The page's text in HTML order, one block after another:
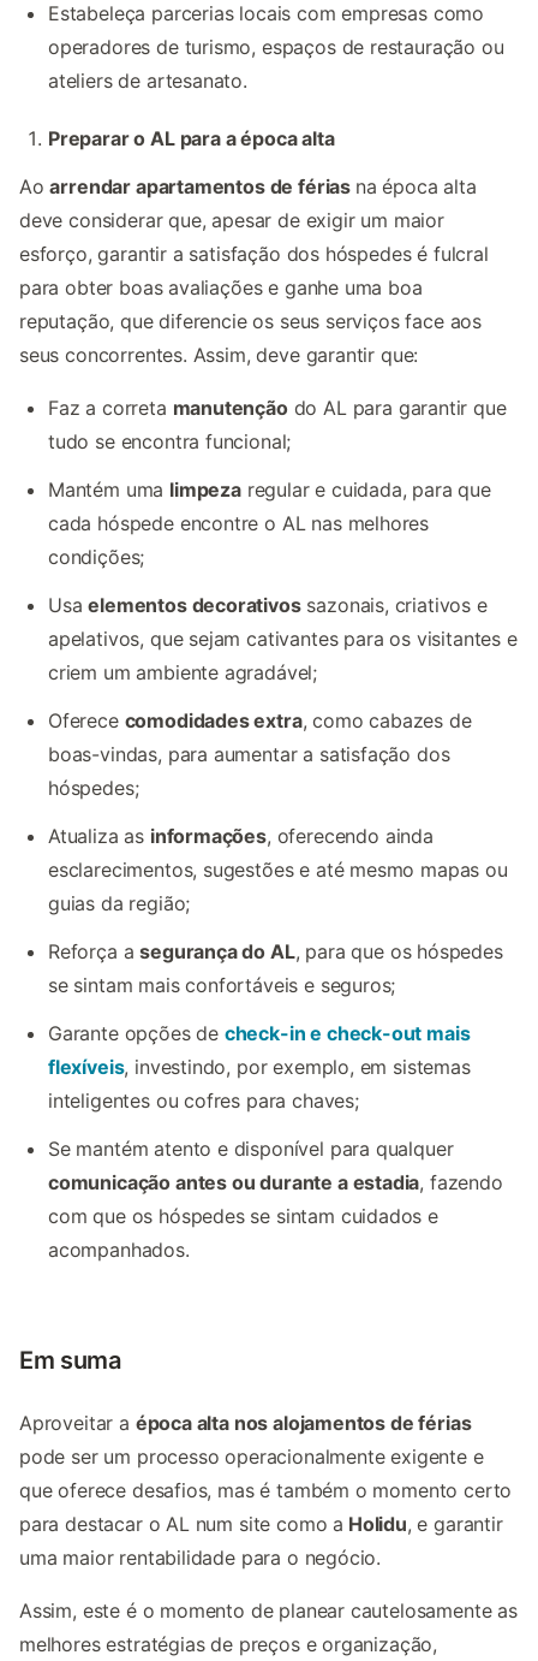
Estabeleça parcerias locais com empresas como
operadores de turismo, espaços de restauração ou
ateliers de artesanato.
Preparar o AL para a época alta
Aoarrendar apartamentos de férias na época alta
deve considerar que, apesar de exigir um maior
esforço, garantir a satisfação dos hóspedes é fulcral
para obter boas avaliações e ganhe uma boa
reputação, que diferencie os seus serviços face aos
seus concorrentes. Assim, deve garantir que:
Faz a correta manutençãodo AL para garantir que
tudo se encontra funcional;
Mantém uma limpezaregular e cuidada, para que
cada hóspede encontre o AL nas melhores
condições;
Usaelementos decorativossazonais, criativos e
apelativos, que sejam cativantes para os visitantes e
criem um ambiente agradável;
Oferece comodidades extra, como cabazes de
boas-vindas, para aumentar a satisfação dos
hóspedes;
Atualiza as informações, oferecendo ainda
esclarecimentos, sugestões e até mesmo mapas ou
guias da região;
Reforça asegurança do AL, para que os hóspedes
se sintam mais confortáveis e seguros;
Garante opções de check-in e check-out mais
flexíveis, investindo, por exemplo, em sistemas
inteligentes ou cofres para chaves;
Se mantém atento e disponível para qualquer
comunicação antes ou durante a estadia, fazendo
com que os hóspedes se sintam cuidados e
acompanhados.
Em suma
Aproveitar a época alta nos alojamentos de férias
pode ser um processo operacionalmente exigente e
que oferece desafios, mas é também o momento certo
para destacar o AL num site como a Holidu, e garantir
uma maior rentabilidade para o negócio.
Assim, este é o momento de planear cautelosamente as
melhores estratégias de preços e organização,